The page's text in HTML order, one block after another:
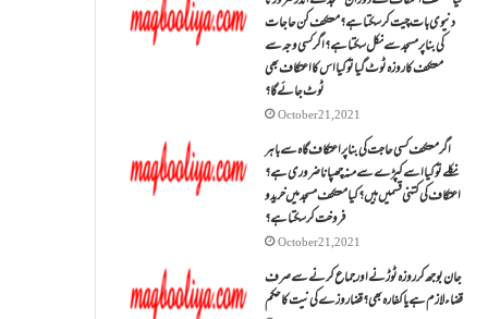
دنیوی بات چیت کر سکتا ہے؟معتکف کن حاجات
کی بنا پر مسجد سے نکل سکتا ہے؟ اگر کسی وجہ سے
معتکف کا روزہ ٹوٹ گیا تو کیا اس کا اعتکاف بھی
ٹوٹ جائے گا؟
October 21, 2021
اگر معتکف کسی حاجت کی بنا پر اعتکاف گاہ سے باہر
نکلے تو کیا اسے کپڑے سے منہ چھپانا ضروری ہے؟
اعتکاف کی کتنی قسمیں ہیں؟کیا معتکف مسجد میں خرید و
فروخت کر سکتا ہے؟
October 21, 2021
جان بوجھ کر روزہ ٹوڑنے اور جماع کرنے سے صرف
قضاء لازم ہے یا کفارہ بھی؟ قضا روزے کی نیت کا حکم